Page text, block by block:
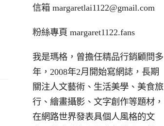
信箱 margaretlai1122@gmail.com
粉絲專頁 margaret1122.fans
我是瑪格，曾擔任精品行銷顧問多
年，2008年2月開始寫網誌，長期
關注人文藝術、生活美學、美食旅
行、繪畫攝影、文字創作等題材，
在網路世界發表具個人風格的文